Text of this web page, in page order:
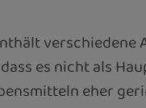
verschiedene
es nicht als
eher